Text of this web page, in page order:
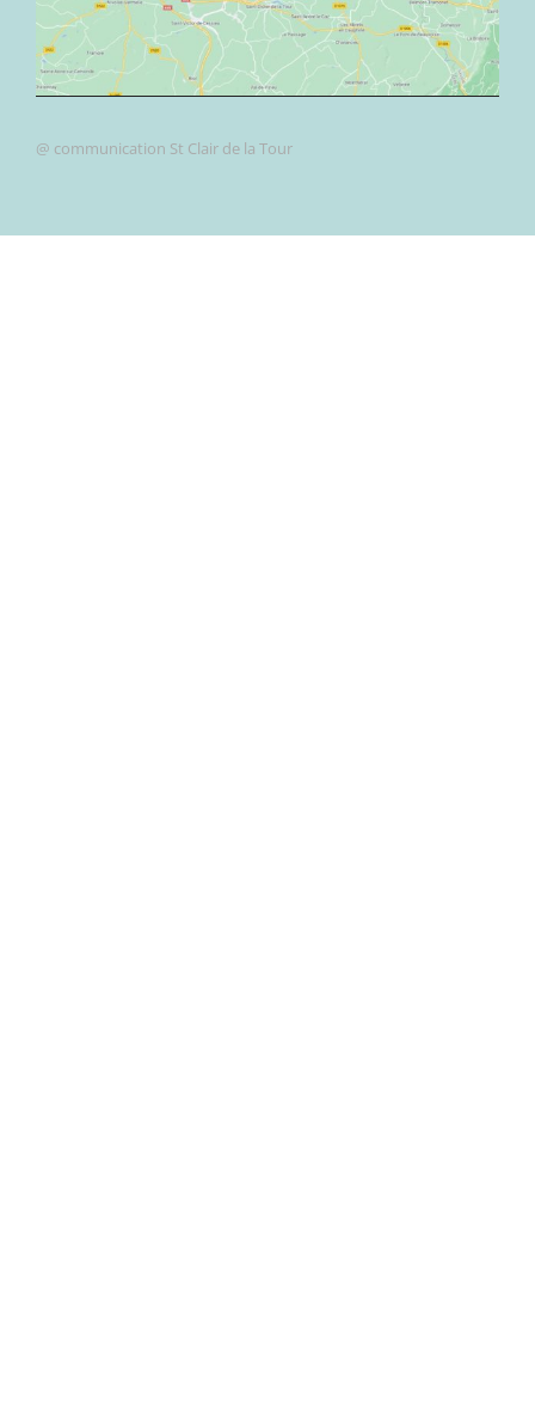
@ communication St Clair de la Tour